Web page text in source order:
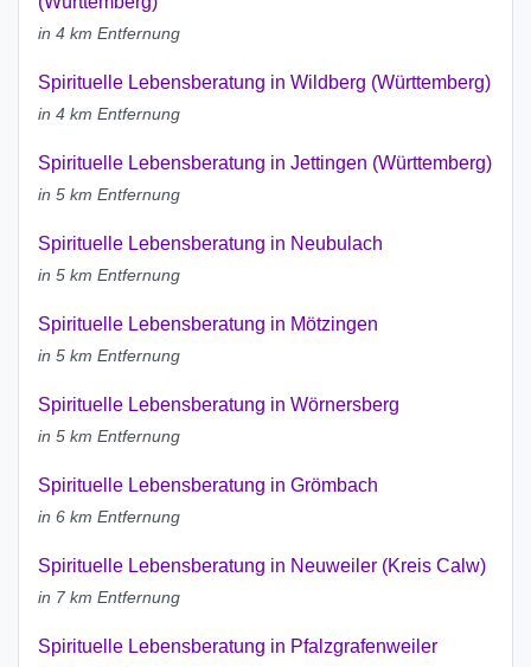
in 4 km Entfernung
Spirituelle Lebensberatung in Wildberg (Württemberg)
in 4 km Entfernung
Spirituelle Lebensberatung in Jettingen (Württemberg)
in 5 km Entfernung
Spirituelle Lebensberatung in Neubulach
in 5 km Entfernung
Spirituelle Lebensberatung in Mötzingen
in 5 km Entfernung
Spirituelle Lebensberatung in Wörnersberg
in 5 km Entfernung
Spirituelle Lebensberatung in Grömbach
in 6 km Entfernung
Spirituelle Lebensberatung in Neuweiler (Kreis Calw)
in 7 km Entfernung
Spirituelle Lebensberatung in Pfalzgrafenweiler